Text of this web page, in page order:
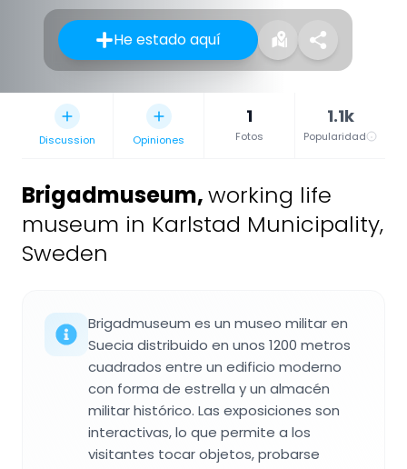
He estado aquí
Discussion Opiniones
1
Fotos
1.1k
Popularidad
Brigadmuseum,working life
museum in Karlstad Municipality,
Sweden
Brigadmuseum es un museo militar en
Suecia distribuido en unos 1200 metros
cuadrados entre un edificio moderno
con forma de estrella y un almacén
militar histórico. Las exposiciones son
interactivas, lo que permite a los
visitantes tocar objetos, probarse